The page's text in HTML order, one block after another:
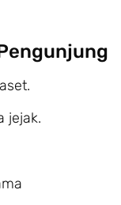
jejak.